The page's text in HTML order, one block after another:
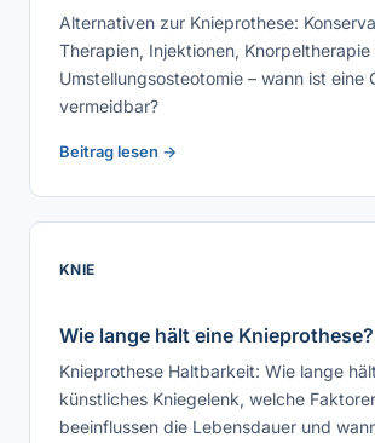
Alternativen zur Knieprothese:
Therapien, Injektionen, Knorpeltherapie
Umstellungsosteotomie – wann ist eine
vermeidbar?
Beitrag lesen →
KNIE
Wie lange hält eine Knieprothese?
Knieprothese Haltbarkeit: Wie lange
künstliches Kniegelenk, welche
beeinflussen die Lebensdauer und